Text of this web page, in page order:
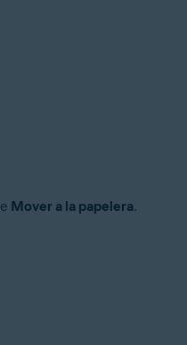
Mover a la papelera.